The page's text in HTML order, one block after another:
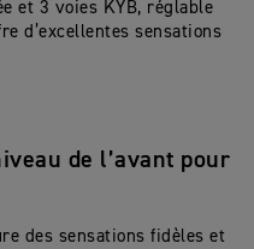
et 3 voies KYB, réglable
d’excellentes sensations
de l’avant pour
des sensations fidèles et